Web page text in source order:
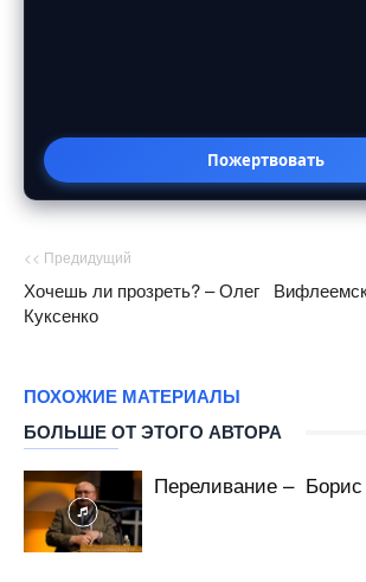
Пожертвовать
<< Предидущий
Хочешь ли прозреть? – Олег
Куксенко
ПОХОЖИЕ МАТЕРИАЛЫ
БОЛЬШЕ ОТ ЭТОГО АВТОРА
Переливание –